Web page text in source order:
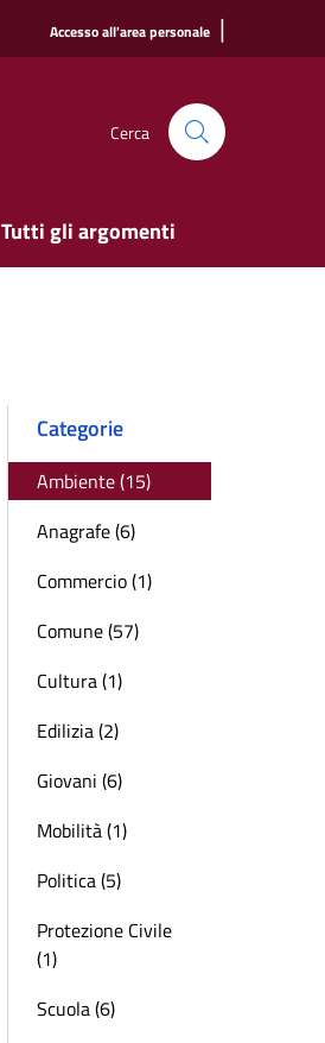
Accesso all'area personale |
Cerca
Tutti gli argomenti
Categorie
Ambiente (15)
Anagrafe (6)
Commercio (1)
Comune (57)
Cultura (1)
Edilizia (2)
Giovani (6)
Mobilità (1)
Politica (5)
Protezione Civile
(1)
Scuola (6)